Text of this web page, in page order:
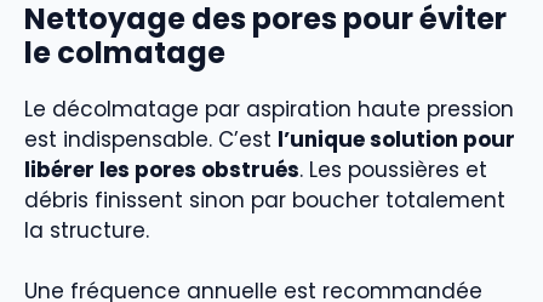
Nettoyage des pores pour éviter
le colmatage
Le décolmatage par aspiration haute pression
est indispensable. C’est l’unique solution pour
libérer les pores obstrués. Les poussières et
débris finissent sinon par boucher totalement
la structure.
Une fréquence annuelle est recommandée